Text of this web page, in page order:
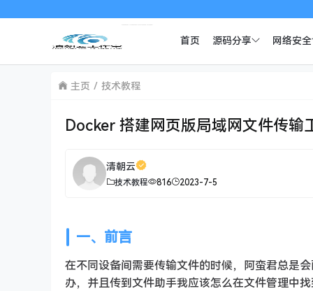
首页 源码分享 网络安全
主页 技术教程
Docker 搭建网页版局域网文件传输
清朝云
技术教程 816 2023-7-5
一、前言
在不同设备间需要传输文件的时候，阿蛮君总是
办，并且传到文件助手我应该怎么在文件管理中